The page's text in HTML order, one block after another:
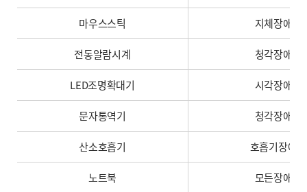
마우스스틱 지체장애
전동알람시계 청각장애
LED조명확대기 시각장애
문자통역기 청각장애
산소호흡기 호흡기장애
노트북 모든장애